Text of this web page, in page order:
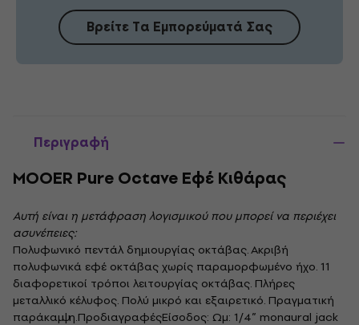
Βρείτε Τα Εμπορεύματά Σας
Περιγραφή
MOOER Pure Octave Εφέ Κιθάρας
Αυτή είναι η μετάφραση λογισμικού που μπορεί να περιέχει
ασυνέπειες:
Πολυφωνικό πεντάλ δημιουργίας οκτάβας. Ακριβή
πολυφωνικά εφέ οκτάβας χωρίς παραμορφωμένο ήχο. 11
διαφορετικοί τρόποι λειτουργίας οκτάβας. Πλήρες
μεταλλικό κέλυφος. Πολύ μικρό και εξαιρετικό. Πραγματική
παράκαμψη.ΠροδιαγραφέςΕίσοδος: Ωμ: 1/4” monaural jack